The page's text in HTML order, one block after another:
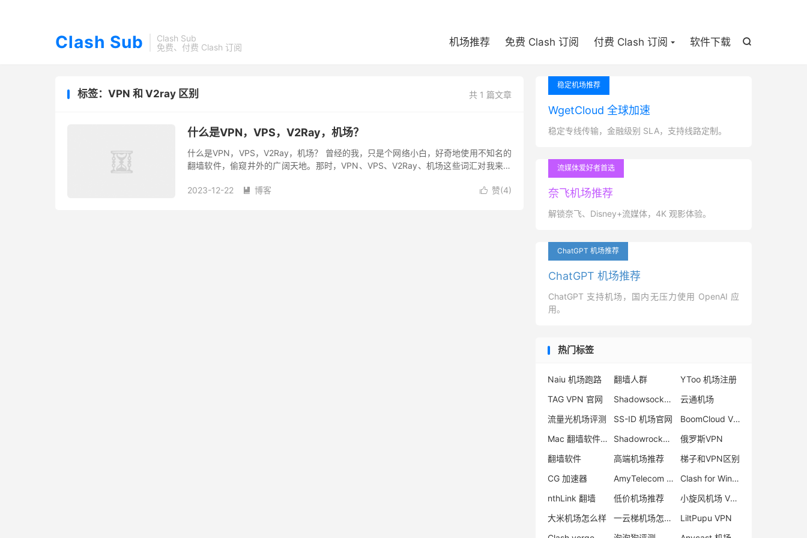
Clash Sub
Clash Sub
免费、付费 Clash 订阅

机场推荐 免费 Clash 订阅 付费 Clash 订阅 软件下载
共 1 篇文章
标签：VPN 和 V2ray 区别
什么是VPN，VPS，V2Ray，机场？
什么是VPN，VPS，V2Ray，机场？ 曾经的我，只是个网络小白，好奇地使用不知名的
翻墙软件，偷窥井外的广阔天地。那时，VPN、VPS、V2Ray、机场这些词汇对我来说
 赞(4)
2023-12-22  博客
稳定机场推荐
WgetCloud 全球加速
稳定专线传输，金融级别 SLA，支持线路定制。
流媒体爱好者首选
奈飞机场推荐
解锁奈飞、Disney+流媒体，4K 观影体验。
ChatGPT 机场推荐
ChatGPT 机场推荐
ChatGPT 支持机场，国内无压力使用 OpenAI 应
用。
热门标签
Naiu 机场跑路 翻墙人群
YToo 机场注册
TAG VPN 官网
Shadowsocks Trojan 区别
云通机场
流量光机场评测
SS-ID 机场官网
BoomCloud VPN
Mac 翻墙软件下载
Shadowrocket 订阅
俄罗斯VPN
翻墙软件
高端机场推荐
梯子和VPN区别
CG 加速器
AmyTelecom 评测
Clash for Windows 官网
nthLink 翻墙
低价机场推荐
小旋风机场 VPN
大米机场怎么样
一云梯机场怎么样
LiltPupu VPN